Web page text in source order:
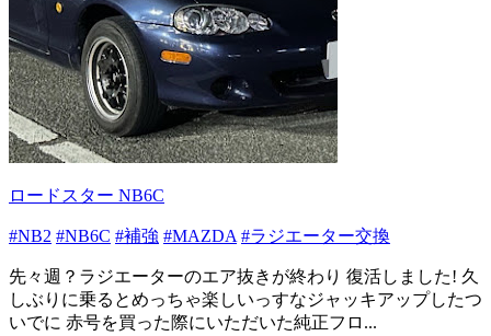
ロードスター NB6C
#NB2 #NB6C #補強 #MAZDA #ラジエーター交換
先々週？ラジエーターのエア抜きが終わり 復活しました! 久
しぶりに乗るとめっちゃ楽しいっすなジャッキアップしたつ
いでに 赤号を買った際にいただいた純正フロ...